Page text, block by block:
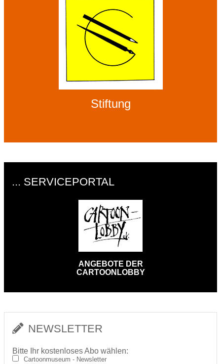
Stiftung
... SERVICEPORTAL
ANGEBOTE DER
CARTOONLOBBY
NEWSLETTER
Bitte Ihr kostenloses Abo wählen:
Cartoonmuseum - Newsletter